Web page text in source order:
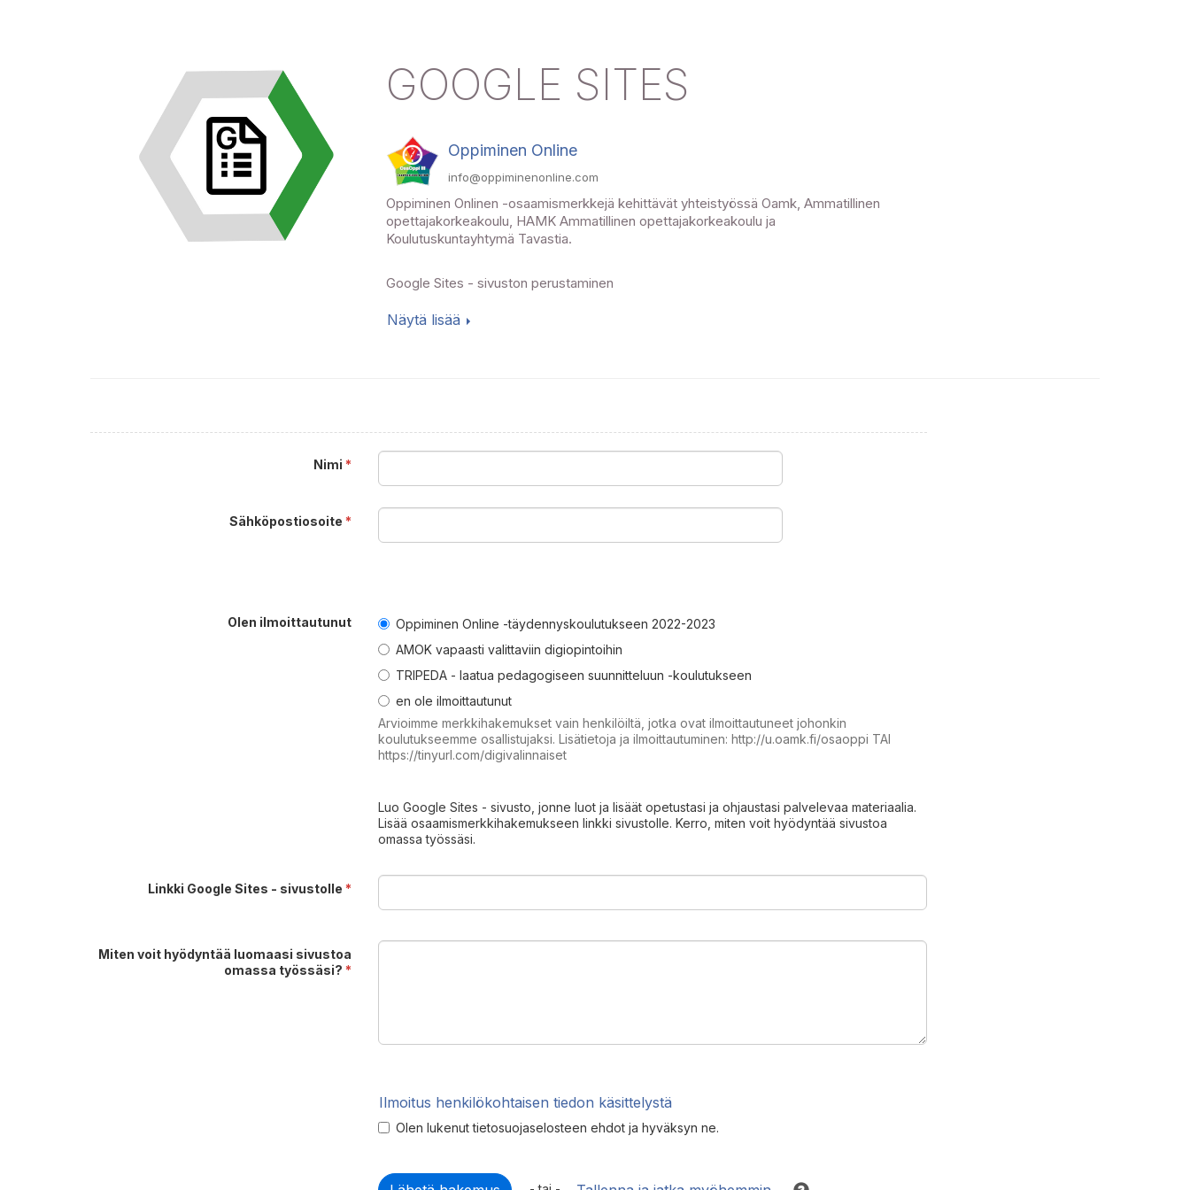
GOOGLE SITES
Oppiminen Online
info@oppiminenonline.com
Oppiminen Onlinen -osaamismerkkejä kehittävät yhteistyössä Oamk, Ammatillinen
opettajakorkeakoulu, HAMK Ammatillinen opettajakorkeakoulu ja
Koulutuskuntayhtymä Tavastia.
Google Sites - sivuston perustaminen
Näytä lisää
Nimi *
Sähköpostiosoite *
Olen ilmoittautunut
Oppiminen Online -täydennyskoulutukseen 2022-2023
AMOK vapaasti valittaviin digiopintoihin
TRIPEDA - laatua pedagogiseen suunnitteluun -koulutukseen
en ole ilmoittautunut
Arvioimme merkkihakemukset vain henkilöiltä, jotka ovat ilmoittautuneet johonkin
koulutukseemme osallistujaksi. Lisätietoja ja ilmoittautuminen: http://u.oamk.fi/osaoppi TAI
https://tinyurl.com/digivalinnaiset
Luo Google Sites - sivusto, jonne luot ja lisäät opetustasi ja ohjaustasi palvelevaa materiaalia.
Lisää osaamismerkkihakemukseen linkki sivustolle. Kerro, miten voit hyödyntää sivustoa
omassa työssäsi.
Linkki Google Sites - sivustolle *
Miten voit hyödyntää luomaasi sivustoa
omassa työssäsi? *
Ilmoitus henkilökohtaisen tiedon käsittelystä
Olen lukenut tietosuojaselosteen ehdot ja hyväksyn ne.